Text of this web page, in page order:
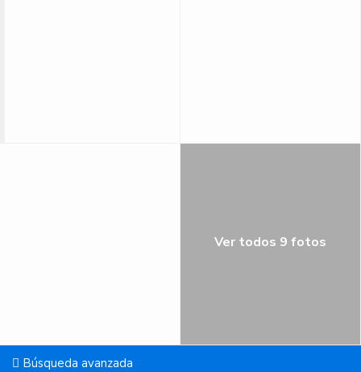
Ver todos 9 fotos
Búsqueda avanzada